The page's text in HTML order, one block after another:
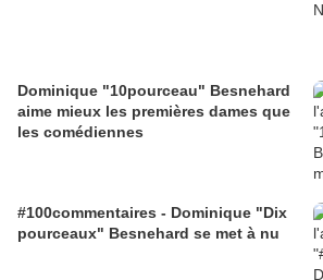
Dominique "10pourceau" Besnehard
aime mieux les premières dames que
les comédiennes
#100commentaires - Dominique "Dix
pourceaux" Besnehard se met à nu